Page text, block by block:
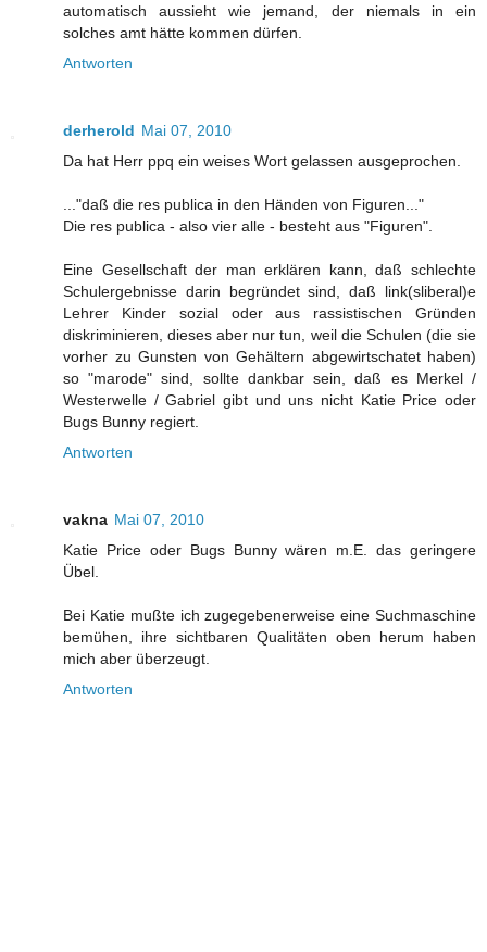
automatisch aussieht wie jemand, der niemals in ein
solches amt hätte kommen dürfen.
Antworten
derherold Mai 07, 2010
Da hat Herr ppq ein weises Wort gelassen ausgeprochen.
..."daß die res publica in den Händen von Figuren..."
Die res publica - also vier alle - besteht aus "Figuren".
Eine Gesellschaft der man erklären kann, daß schlechte
Schulergebnisse darin begründet sind, daß link(sliberal)e
Lehrer Kinder sozial oder aus rassistischen Gründen
diskriminieren, dieses aber nur tun, weil die Schulen (die sie
vorher zu Gunsten von Gehältern abgewirtschatet haben)
so "marode" sind, sollte dankbar sein, daß es Merkel /
Westerwelle / Gabriel gibt und uns nicht Katie Price oder
Bugs Bunny regiert.
Antworten
vakna Mai 07, 2010
Katie Price oder Bugs Bunny wären m.E. das geringere
Übel.
Bei Katie mußte ich zugegebenerweise eine Suchmaschine
bemühen, ihre sichtbaren Qualitäten oben herum haben
mich aber überzeugt.
Antworten